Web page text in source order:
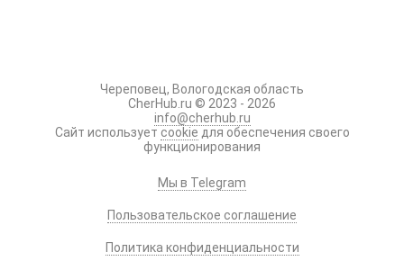
Череповец, Вологодская область
CherHub.ru © 2023 - 2026
info@cherhub.ru
Сайт использует cookie для обеспечения своего
функционирования
Мы в Telegram
Пользовательское соглашение
Политика конфиденциальности